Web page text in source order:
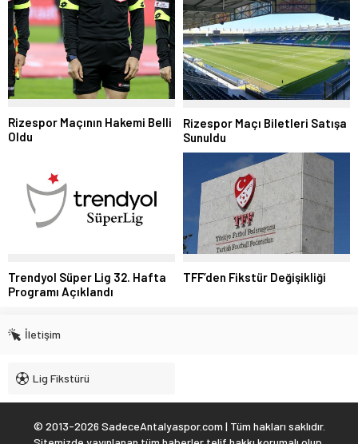
Rizespor Maçının Hakemi Belli
Oldu
Rizespor Maçı Biletleri Satışa
Sunuldu
Trendyol Süper Lig 32. Hafta
Programı Açıklandı
TFF’den Fikstür Değişikliği
İletişim
Lig Fikstürü
© 2013-2026 SadeceAntalyaspor.com | Tüm hakları saklıdır.